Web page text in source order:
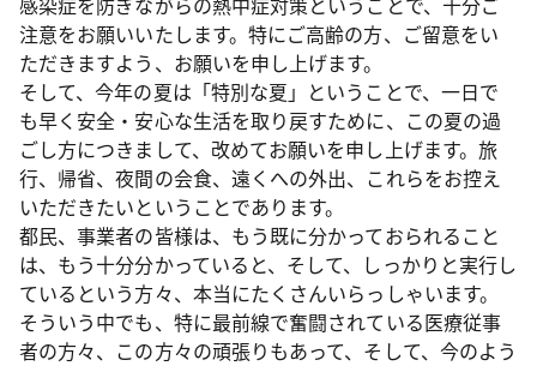
注意をお願いいたします。特にご高齢の方、ご留意をい
ただきますよう、お願いを申し上げます。
そして、今年の夏は「特別な夏」ということで、一日で
も早く安全・安心な生活を取り戻すために、この夏の過
ごし方につきまして、改めてお願いを申し上げます。旅
行、帰省、夜間の会食、遠くへの外出、これらをお控え
いただきたいということであります。
都民、事業者の皆様は、もう既に分かっておられること
は、もう十分分かっていると、そして、しっかりと実行し
ているという方々、本当にたくさんいらっしゃいます。
そういう中でも、特に最前線で奮闘されている医療従事
者の方々、この方々の頑張りもあって、そして、今のよう